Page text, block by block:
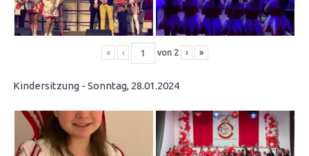
« ‹ von 2 › »
Kindersitzung - Sonntag, 28.01.2024